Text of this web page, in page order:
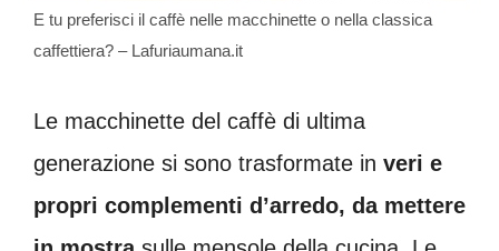
E tu preferisci il caffè nelle macchinette o nella classica
caffettiera? – Lafuriaumana.it
Le macchinette del caffè di ultima
generazione si sono trasformate in veri e
propri complementi d’arredo, da mettere